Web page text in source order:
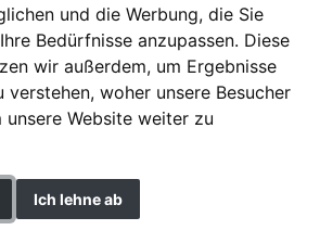
und die Werbung, die Sie
Bedürfnisse anzupassen. Diese
wir außerdem, um Ergebnisse
verstehen, woher unsere Besucher
Website weiter zu
Ich lehne ab
Holz-Bilderrahmen
Sonderzuschnitt
Glasart